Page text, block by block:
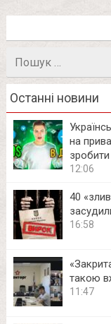
Останні новини
на
12:06
40
16:58
такою
11:47